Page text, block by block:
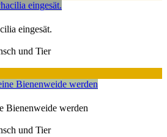
eingesät.
und Tier
Bienenweide werden
und Tier